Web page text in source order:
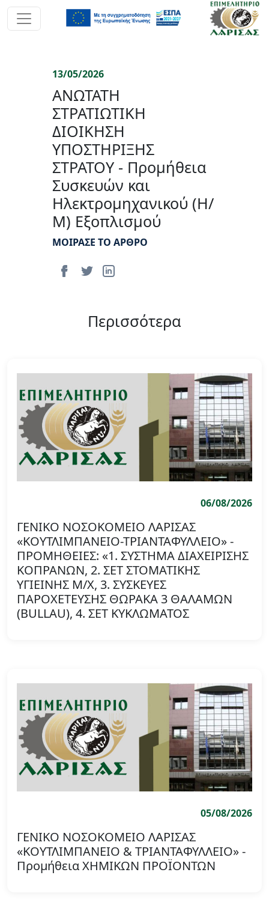
13/05/2026
ΑΝΩΤΑΤΗ
ΣΤΡΑΤΙΩΤΙΚΗ
ΔΙΟΙΚΗΣΗ
ΥΠΟΣΤΗΡΙΞΗΣ
ΣΤΡΑΤΟΥ - Προμήθεια
Συσκευών και
Ηλεκτρομηχανικού (Η/
Μ) Εξοπλισμού
ΜΟΙΡΑΣΕ ΤΟ ΑΡΘΡΟ
Περισσότερα
06/08/2026
ΓΕΝΙΚΟ ΝΟΣΟΚΟΜΕΙΟ ΛΑΡΙΣΑΣ
«ΚΟΥΤΛΙΜΠΑΝΕΙΟ-ΤΡΙΑΝΤΑΦΥΛΛΕΙΟ» -
ΠΡΟΜΗΘΕΙΕΣ: «1. ΣΥΣΤΗΜΑ ΔΙΑΧΕΙΡΙΣΗΣ
ΚΟΠΡΑΝΩΝ, 2. ΣΕΤ ΣΤΟΜΑΤΙΚΗΣ
ΥΓΙΕΙΝΗΣ Μ/Χ, 3. ΣΥΣΚΕΥΕΣ
ΠΑΡΟΧΕΤΕΥΣΗΣ ΘΩΡΑΚΑ 3 ΘΑΛΑΜΩΝ
(BULLAU), 4. ΣΕΤ ΚΥΚΛΩΜΑΤΟΣ
05/08/2026
ΓΕΝΙΚΟ ΝΟΣΟΚΟΜΕΙΟ ΛΑΡΙΣΑΣ
«ΚΟΥΤΛΙΜΠΑΝΕΙΟ & ΤΡΙΑΝΤΑΦΥΛΛΕΙΟ» -
Προμήθεια ΧΗΜΙΚΩΝ ΠΡΟΪΟΝΤΩΝ